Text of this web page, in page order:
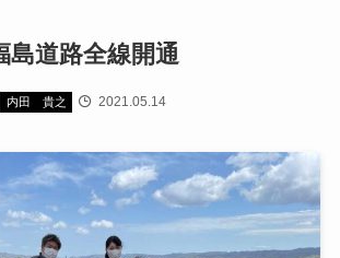
島道路全線開通
内田 貴之 2021.05.14